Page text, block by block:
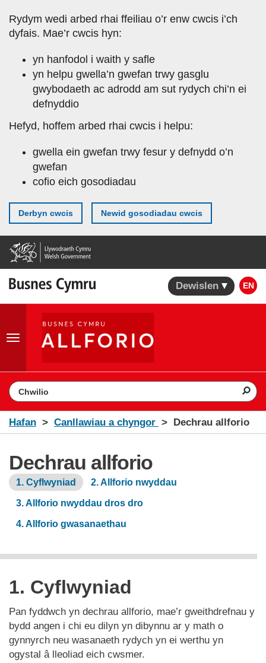
main
Rydym wedi arbed rhai ffeiliau o’r enw cwcis i’ch
dyfais. Mae’r cwcis hyn:
yn hanfodol i waith y safle
yn helpu gwella’n gwefan trwy gasglu
gwybodaeth ac adrodd am sut rydych chi’n ei
defnyddio
Hefyd, hoffem arbed rhai cwcis i helpu:
gwella ein gwefan trwy fesur y defnydd o’n
gwefan
cofio eich gosodiadau
Derbyn cwcis Newid gosodiadau cwcis
Dewislen EN
Toggle
Search the website
Hafan Canllawiau a chyngor Dechrau allforio
Dechrau allforio
1. Cyflwyniad 2. Allforio nwyddau
3. Allforio nwyddau dros dro
4. Allforio gwasanaethau
1. Cyflwyniad
Pan fyddwch yn dechrau allforio, mae’r gweithdrefnau y
bydd angen i chi eu dilyn yn dibynnu ar y math o
gynnyrch neu wasanaeth rydych yn ei werthu yn
ogystal â lleoliad eich cwsmer.